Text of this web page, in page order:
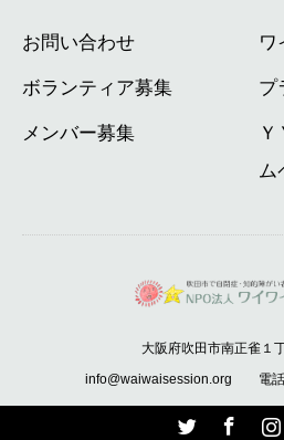
お問い合わせ
ボランティア募集
メンバー募集
ワ
プ
ム
大阪府吹田市南正雀１
info@waiwaisession.org 電話